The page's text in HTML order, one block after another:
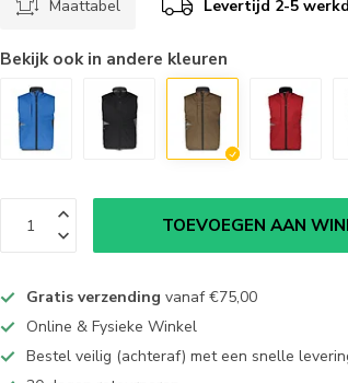
Maattabel Levertijd 2-5
Bekijk ook in andere kleuren
TOEVOEGEN AAN
Gratis verzending vanaf€75,00
Online & Fysieke Winkel
Bestel veilig (achteraf) met een snelle